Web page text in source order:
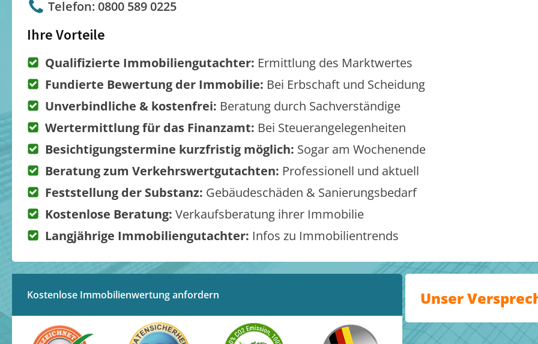
Telefon: 0800 589 0225
Ihre Vorteile
Qualifizierte Immobiliengutachter: Ermittlung des Marktwertes
Fundierte Bewertung der Immobilie: Bei Erbschaft und Scheidung
Unverbindliche & kostenfrei: Beratung durch Sachverständige
Wertermittlung für das Finanzamt: Bei Steuerangelegenheiten
Besichtigungstermine kurzfristig möglich: Sogar am Wochenende
Beratung zum Verkehrswertgutachten: Professionell und aktuell
Feststellung der Substanz: Gebäudeschäden & Sanierungsbedarf
Kostenlose Beratung: Verkaufsberatung ihrer Immobilie
Langjährige Immobiliengutachter: Infos zu Immobilientrends
Kostenlose Immobilienwertung anfordern Unser